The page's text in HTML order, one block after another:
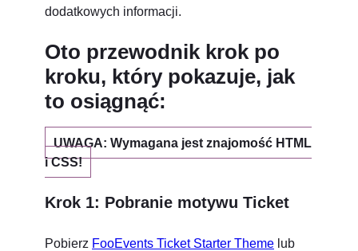
dodatkowych informacji.
Oto przewodnik krok po
kroku, który pokazuje, jak
to osiągnąć:
UWAGA: Wymagana jest znajomość HTML
i CSS!
Krok 1: Pobranie motywu Ticket
Pobierz FooEvents Ticket Starter Theme lub